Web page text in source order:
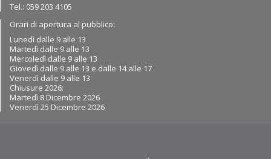
Tel.: 059 203 4105
Orari di apertura al pubblico:
Lunedì dalle 9 alle 13
Martedì dalle 9 alle 13
Mercoledì dalle 9 alle 13
Giovedì dalle 9 alle 13 e dalle 14 alle 17
Venerdì dalle 9 alle 13
Chiusure 2026:
Martedì 8 Dicembre 2026
Venerdì 25 Dicembre 2026